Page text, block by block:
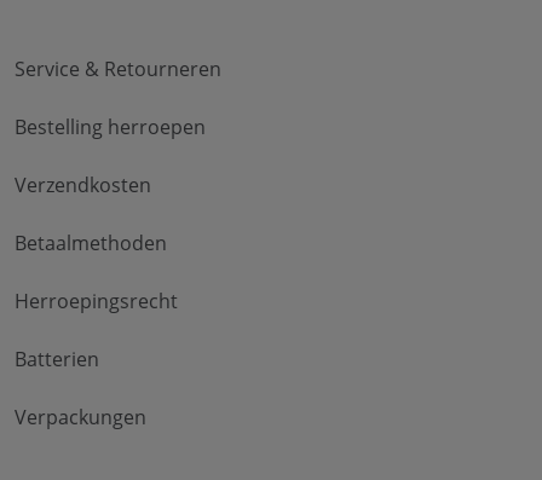
Service & Retourneren
Bestelling herroepen
Verzendkosten
Betaalmethoden
Herroepingsrecht
Batterien
Verpackungen